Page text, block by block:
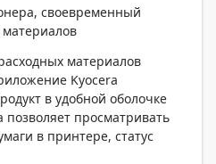
своевременный
материалов
материалов
Kyocera
в удобной оболочке
позволяет просматривать
в принтере, статус